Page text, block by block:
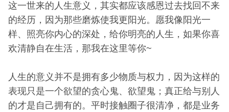
这一世来的人生意义，其实都应该感恩过去找回不来
的经历，因为那些磨炼使我更阳光。愿我像阳光一
样、照亮你内心的深处，给你明亮的人生，如果你喜
欢清静自在生活，那我在这里等你~
人生的意义并不是拥有多少物质与权力，因为这样的
表现只是一个欲望的贪心鬼、欲望鬼；真正给与别人
的才是自己拥有的。平时接触圈子很清净，都是业务